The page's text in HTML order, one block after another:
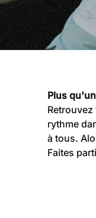
Plus
rythme
à tous.
Faites